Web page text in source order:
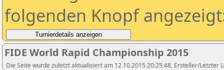
folgenden Knopf
FIDE World Rapid Championship 2015
Die Seite wurde zuletzt aktualisiert am 12.10.2015 20:25:48, Ersteller/Letzter